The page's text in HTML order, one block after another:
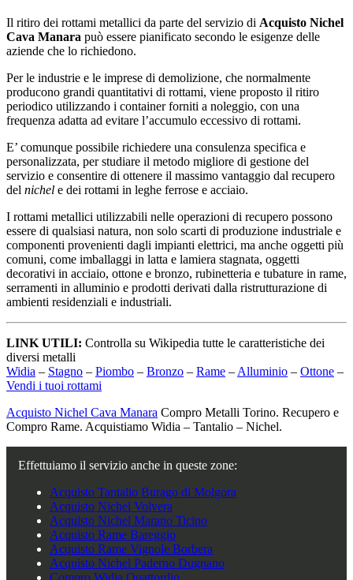
Il ritiro dei rottami metallici da parte del servizio di Acquisto Nichel
Cava Manara può essere pianificato secondo le esigenze delle
aziende che lo richiedono.
Per le industrie e le imprese di demolizione, che normalmente
producono grandi quantitativi di rottami, viene proposto il ritiro
periodico utilizzando i container forniti a noleggio, con una
frequenza adatta ad evitare l’accumulo eccessivo di rottami.
E’ comunque possibile richiedere una consulenza specifica e
personalizzata, per studiare il metodo migliore di gestione del
servizio e consentire di ottenere il massimo vantaggio dal recupero
del nichel e dei rottami in leghe ferrose e acciaio.
I rottami metallici utilizzabili nelle operazioni di recupero possono
essere di qualsiasi natura, non solo scarti di produzione industriale e
componenti provenienti dagli impianti elettrici, ma anche oggetti più
comuni, come imballaggi in latta e lamiera stagnata, oggetti
decorativi in acciaio, ottone e bronzo, rubinetteria e tubature in rame,
serramenti in alluminio e prodotti derivati dalla ristrutturazione di
ambienti residenziali e industriali.
LINK UTILI: Controlla su Wikipedia tutte le caratteristiche dei
diversi metalli
Widia – Stagno – Piombo – Bronzo – Rame – Alluminio – Ottone –
Vendi i tuoi rottami
Acquisto Nichel Cava Manara Compro Metalli Torino. Recupero e
Compro Rame. Acquistiamo Widia – Tantalio – Nichel.
Effettuiamo il servizio anche in queste zone:
Acquisto Tantalio Burago di Molgora
Acquisto Nichel Volvera
Acquisto Nichel Marano Ticino
Acquisto Rame Bareggio
Acquisto Rame Vignole Borbera
Acquisto Nichel Paderno Dugnano
Compro Widia Quattordio